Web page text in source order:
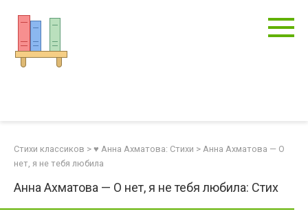
контенту
Стихи классиков > ♥ Анна Ахматова: Стихи > Анна Ахматова — О
нет, я не тебя любила
Анна Ахматова — О нет, я не тебя любила: Стих